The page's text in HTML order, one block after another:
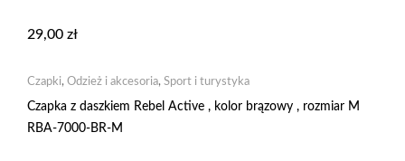
29,00 zł
Czapki, Odzież i akcesoria, Sport i turystyka
Czapka z daszkiem Rebel Active , kolor brązowy , rozmiar M
RBA-7000-BR-M